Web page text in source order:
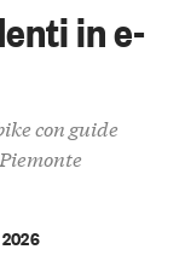
in e-
con guide
2026